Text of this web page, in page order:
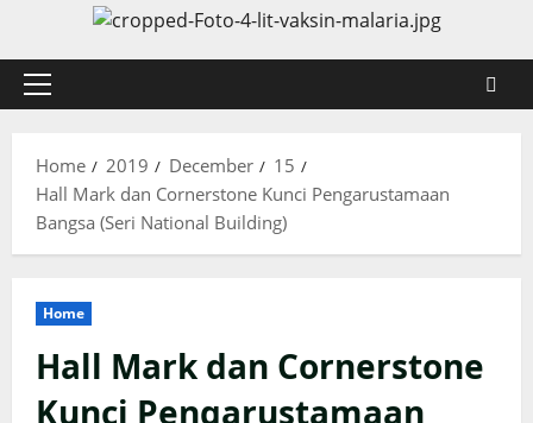
Primary
Home
2019 December
15
Hall Mark dan Cornerstone Kunci Pengarustamaan
Bangsa (Seri National Building)
Home
Hall Mark dan Cornerstone
Kunci Pengarustamaan